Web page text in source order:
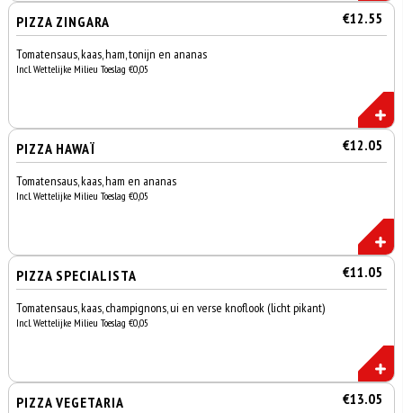
PIZZA ZINGARA €12.55
Tomatensaus, kaas, ham, tonijn en ananas
Incl. Wettelijke Milieu Toeslag €0,05
PIZZA HAWAÏ €12.05
Tomatensaus, kaas, ham en ananas
Incl. Wettelijke Milieu Toeslag €0,05
PIZZA SPECIALISTA €11.05
Tomatensaus, kaas, champignons, ui en verse knoflook (licht pikant)
Incl. Wettelijke Milieu Toeslag €0,05
PIZZA VEGETARIA €13.05